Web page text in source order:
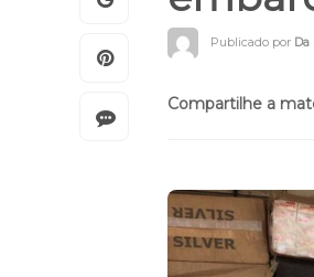
Publicado por Da
Compartilhe a